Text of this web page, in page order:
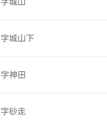
字城山下
字神田
字砂走